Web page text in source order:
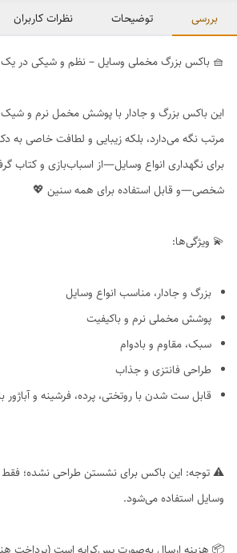
بررسی توضیحات نظرات کاربران
🧺 باکس بزرگ مخملی وسایل – نظم و شیکی در
این باکس بزرگ و جادار با پوشش مخمل نرم و شیک،
مرتب نگه می‌دارد، بلکه زیبایی و لطافت خاصی به
برای نگهداری انواع وسایل—از اسباب‌بازی و کتاب
شخصی—و قابل استفاده برای همه سنین 💖
💫 ویژگی‌ها:
بزرگ و جادار، مناسب انواع وسایل
پوشش مخملی نرم و باکیفیت
سبک، مقاوم و بادوام
طراحی فانتزی و جذاب
قابل ست شدن با روتختی، پرده، فرشینه و
⚠️ توجه: این باکس برای نشستن طراحی نشده؛ فقط
وسایل استفاده می‌شود.